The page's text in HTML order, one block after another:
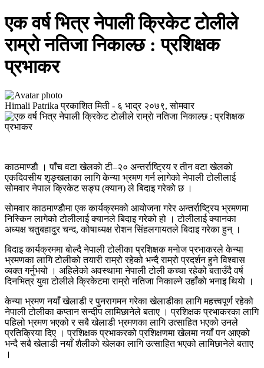
एक वर्ष भित्र नेपाली क्रिकेट टाेलीले
राम्राे नतिजा निकाल्छ : प्रशिक्षक
प्रभाकर
Himali Patrika प्रकाशित मिती - ६ भाद्र २०७९, सोमवार
काठमाण्डाै । पाँच वटा खेलकाे टी–२० अन्तर्राष्ट्रिय र तीन वटा खेलकाे
एकदिवसीय शृङ्खलाका लागि केन्या भ्रमण गर्न लागेको नेपाली टोलीलाई
सोमवार नेपाल क्रिकेट सङ्घ (क्यान) ले बिदाइ गरेको छ ।
साेमवार काठमाण्डाैमा एक कार्यक्रमको आयोजना गरेर अन्तर्राष्ट्रिय भ्रमणमा
निस्किन लागेको टोलीलाई क्यानले बिदाइ गरेको हो । टोलीलाई क्यानका
अध्यक्ष चतुबहादुर चन्द, कोषाध्यक्ष रोशन सिंहलगायतले बिदाइ गरेका हुन् ।
बिदाइ कार्यक्रममा बोल्दै नेपाली टोलीका प्रशिक्षक मनोज प्रभाकरले केन्या
भ्रमणका लागि टोलीको तयारी राम्रो रहेको भन्दै राम्रो प्रदर्शन हुने विश्वास
व्यक्त गर्नुभयो । अहिलेको अवस्थामा नेपाली टोली कच्चा रहेको बताउँदै वर्ष
दिनभित्र युवा टोलीले क्रिकेटमा राम्रो नतिजा निकाल्ने उहाँकाे भनाइ थियाे ।
केन्या भ्रमण नयाँ खेलाडी र पुनरागमन गरेका खेलाडीका लागि महत्त्वपूर्ण रहेको
नेपाली टोलीका कप्तान सन्दीप लामिछानेले बताए । प्रशिक्षक प्रभाकरका लागि
पहिलो भ्रमण भएको र सबै खेलाडी भ्रमणका लागि उत्साहित भएको उनले
प्रतिक्रिया दिए । प्रशिक्षक प्रभाकरको प्रशिक्षणमा खेलमा नयाँ पन आएको
भन्दै सबै खेलाडी नयाँ शैलीको खेलका लागि उत्साहित भएको लामिछानेले बताए
।